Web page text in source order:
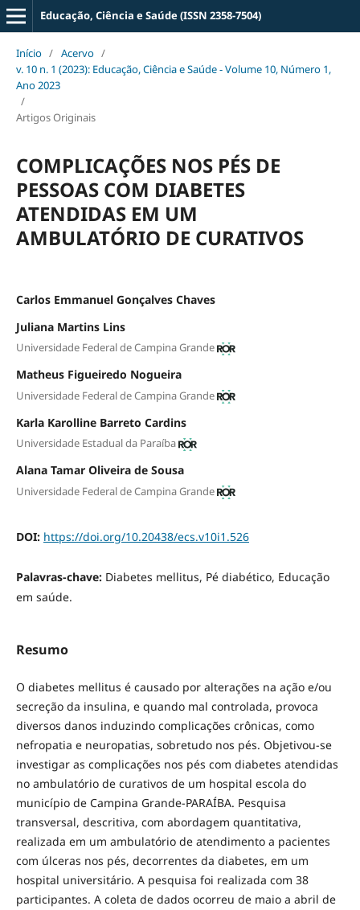
Educação, Ciência e Saúde (ISSN 2358-7504)
Início / Acervo /
v. 10 n. 1 (2023): Educação, Ciência e Saúde - Volume 10, Número 1,
Ano 2023
/
Artigos Originais
COMPLICAÇÕES NOS PÉS DE
PESSOAS COM DIABETES
ATENDIDAS EM UM
AMBULATÓRIO DE CURATIVOS
Carlos Emmanuel Gonçalves Chaves
Juliana Martins Lins
Universidade Federal de Campina Grande
Matheus Figueiredo Nogueira
Universidade Federal de Campina Grande
Karla Karolline Barreto Cardins
Universidade Estadual da Paraíba
Alana Tamar Oliveira de Sousa
Universidade Federal de Campina Grande
DOI: https://doi.org/10.20438/ecs.v10i1.526
Palavras-chave: Diabetes mellitus, Pé diabético, Educação
em saúde.
Resumo
O diabetes mellitus é causado por alterações na ação e/ou
secreção da insulina, e quando mal controlada, provoca
diversos danos induzindo complicações crônicas, como
nefropatia e neuropatias, sobretudo nos pés. Objetivou-se
investigar as complicações nos pés com diabetes atendidas
no ambulatório de curativos de um hospital escola do
município de Campina Grande-PARAÍBA. Pesquisa
transversal, descritiva, com abordagem quantitativa,
realizada em um ambulatório de atendimento a pacientes
com úlceras nos pés, decorrentes da diabetes, em um
hospital universitário. A pesquisa foi realizada com 38
participantes. A coleta de dados ocorreu de maio a abril de